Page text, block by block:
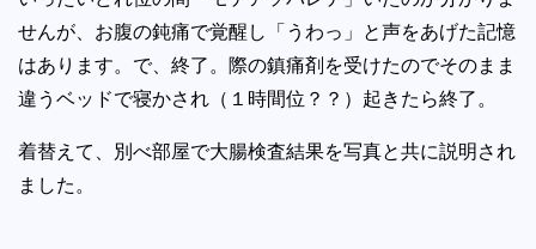
せんが、お腹の鈍痛で覚醒し「うわっ」と声をあげた記憶
はあります。で、終了。際の鎮痛剤を受けたのでそのまま
違うベッドで寝かされ（１時間位？？）起きたら終了。
着替えて、別べ部屋で大腸検査結果を写真と共に説明され
ました。